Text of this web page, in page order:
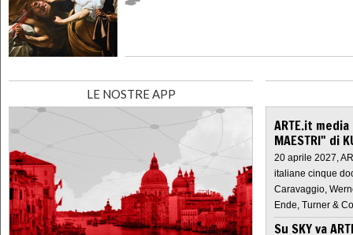
LE NOSTRE APP
ARTE.it
MAESTRI" di
20 aprile 2027,
italiane cinque
Caravaggio,
Ende, Turner &
Su SKY va